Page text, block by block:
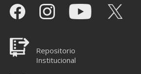
Repositorio
Institucional